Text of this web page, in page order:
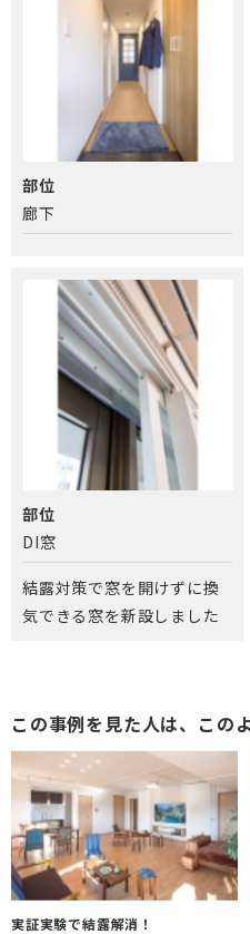
部位
廊下
部位
DI窓
結露対策で窓を開けずに換
気できる窓を新設しました
この事例を見た人は、この
実証実験で結露解消！